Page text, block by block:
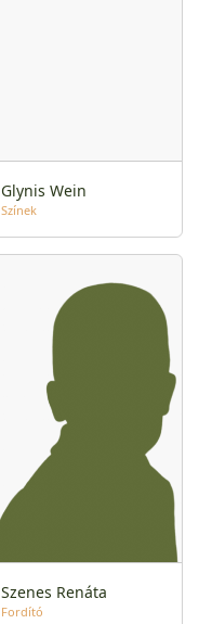
Glynis Wein
Színek
Szenes Renáta
Fordító